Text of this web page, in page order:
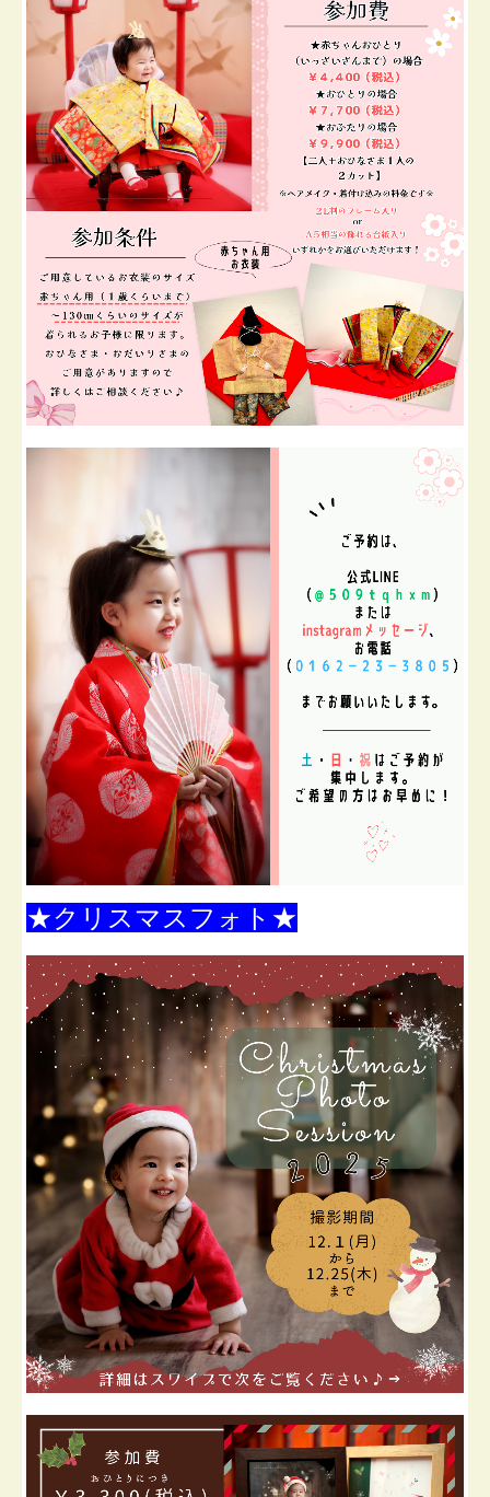
★クリスマスフォト★